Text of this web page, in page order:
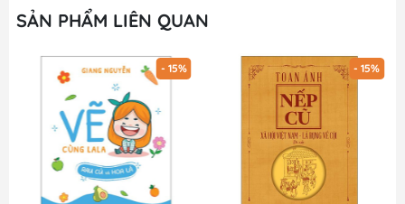
SẢN PHẨM LIÊN QUAN
- 15% - 15%